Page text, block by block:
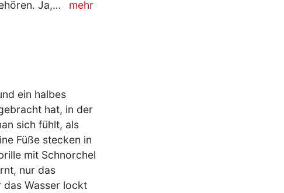
Ja,…
mehr
ein halbes
hat, in der
sich fühlt, als
Füße stecken in
mit Schnorchel
nur das
das Wasser lockt